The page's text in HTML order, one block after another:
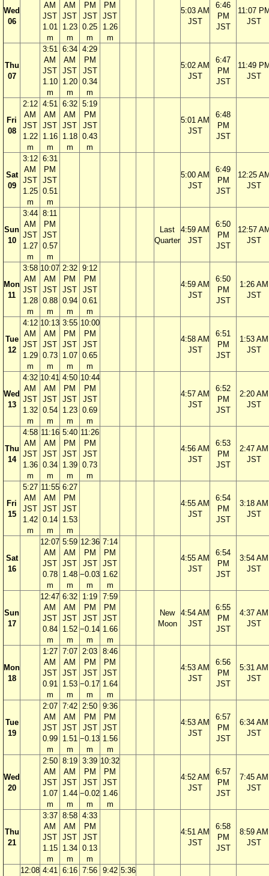
Wed
06
AM
JST
1.01
m
AM
JST
1.23
m
PM
JST
0.25
m
PM
JST
1.26
m
5:03 AM
JST
6:46
PM
JST
11:07
JST
Thu
07
3:51
AM
JST
1.10
m
6:34
AM
JST
1.20
m
4:29
PM
JST
0.34
m
5:02 AM
JST
6:47
PM
JST
11:49
JST
Fri
08
2:12
AM
JST
1.22
m
4:51
AM
JST
1.16
m
6:32
AM
JST
1.18
m
5:19
PM
JST
0.43
m
5:01 AM
JST
6:48
PM
JST
Sat
09
3:12
AM
JST
1.25
m
6:31
PM
JST
0.51
m
5:00 AM
JST
6:49
PM
JST
12:25
JST
Sun
10
3:44
AM
JST
1.27
m
8:11
PM
JST
0.57
m
Last
Quarter
4:59 AM
JST
6:50
PM
JST
12:57
JST
Mon
11
3:58
AM
JST
1.28
m
10:07
AM
JST
0.88
m
2:32
PM
JST
0.94
m
9:12
PM
JST
0.61
m
4:59 AM
JST
6:50
PM
JST
1:26 AM
JST
Tue
12
4:12
AM
JST
1.29
m
10:13
AM
JST
0.73
m
3:55
PM
JST
1.07
m
10:00
PM
JST
0.65
m
4:58 AM
JST
6:51
PM
JST
1:53 AM
JST
Wed
13
4:32
AM
JST
1.32
m
10:41
AM
JST
0.54
m
4:50
PM
JST
1.23
m
10:44
PM
JST
0.69
m
4:57 AM
JST
6:52
PM
JST
2:20 AM
JST
Thu
14
4:58
AM
JST
1.36
m
11:16
AM
JST
0.34
m
5:40
PM
JST
1.39
m
11:26
PM
JST
0.73
m
4:56 AM
JST
6:53
PM
JST
2:47 AM
JST
Fri
15
5:27
AM
JST
1.42
m
11:55
AM
JST
0.14
m
6:27
PM
JST
1.53
m
4:55 AM
JST
6:54
PM
JST
3:18 AM
JST
Sat
16
12:07
AM
JST
0.78
m
5:59
AM
JST
1.48
m
12:36
PM
JST
−0.03
m
7:14
PM
JST
1.62
m
4:55 AM
JST
6:54
PM
JST
3:54 AM
JST
Sun
17
12:47
AM
JST
0.84
m
6:32
AM
JST
1.52
m
1:19
PM
JST
−0.14
m
7:59
PM
JST
1.66
m
New
Moon
4:54 AM
JST
6:55
PM
JST
4:37 AM
JST
Mon
18
1:27
AM
JST
0.91
m
7:07
AM
JST
1.53
m
2:03
PM
JST
−0.17
m
8:46
PM
JST
1.64
m
4:53 AM
JST
6:56
PM
JST
5:31 AM
JST
Tue
19
2:07
AM
JST
0.99
m
7:42
AM
JST
1.51
m
2:50
PM
JST
−0.13
m
9:36
PM
JST
1.56
m
4:53 AM
JST
6:57
PM
JST
6:34 AM
JST
Wed
20
2:50
AM
JST
1.07
m
8:19
AM
JST
1.44
m
3:39
PM
JST
−0.02
m
10:32
PM
JST
1.46
m
4:52 AM
JST
6:57
PM
JST
7:45 AM
JST
Thu
21
3:37
AM
JST
1.15
m
8:58
AM
JST
1.34
m
4:33
PM
JST
0.13
m
4:51 AM
JST
6:58
PM
JST
8:59 AM
JST
12:08 4:41 6:16 7:56 9:42 5:36